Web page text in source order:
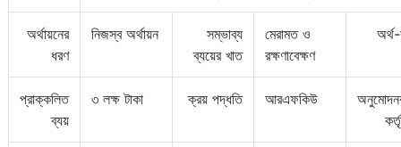
অর্থায়নের
ধরণ
নিজস্ব অর্থায়ন
সম্ভাব্য
ব্যয়ের খাত
মেরামত ও
রক্ষণাবেক্ষণ
প্রাক্কলিত
ব্যয়
৩ লক্ষ টাকা ক্রয় পদ্ধতি আরএফকিউ